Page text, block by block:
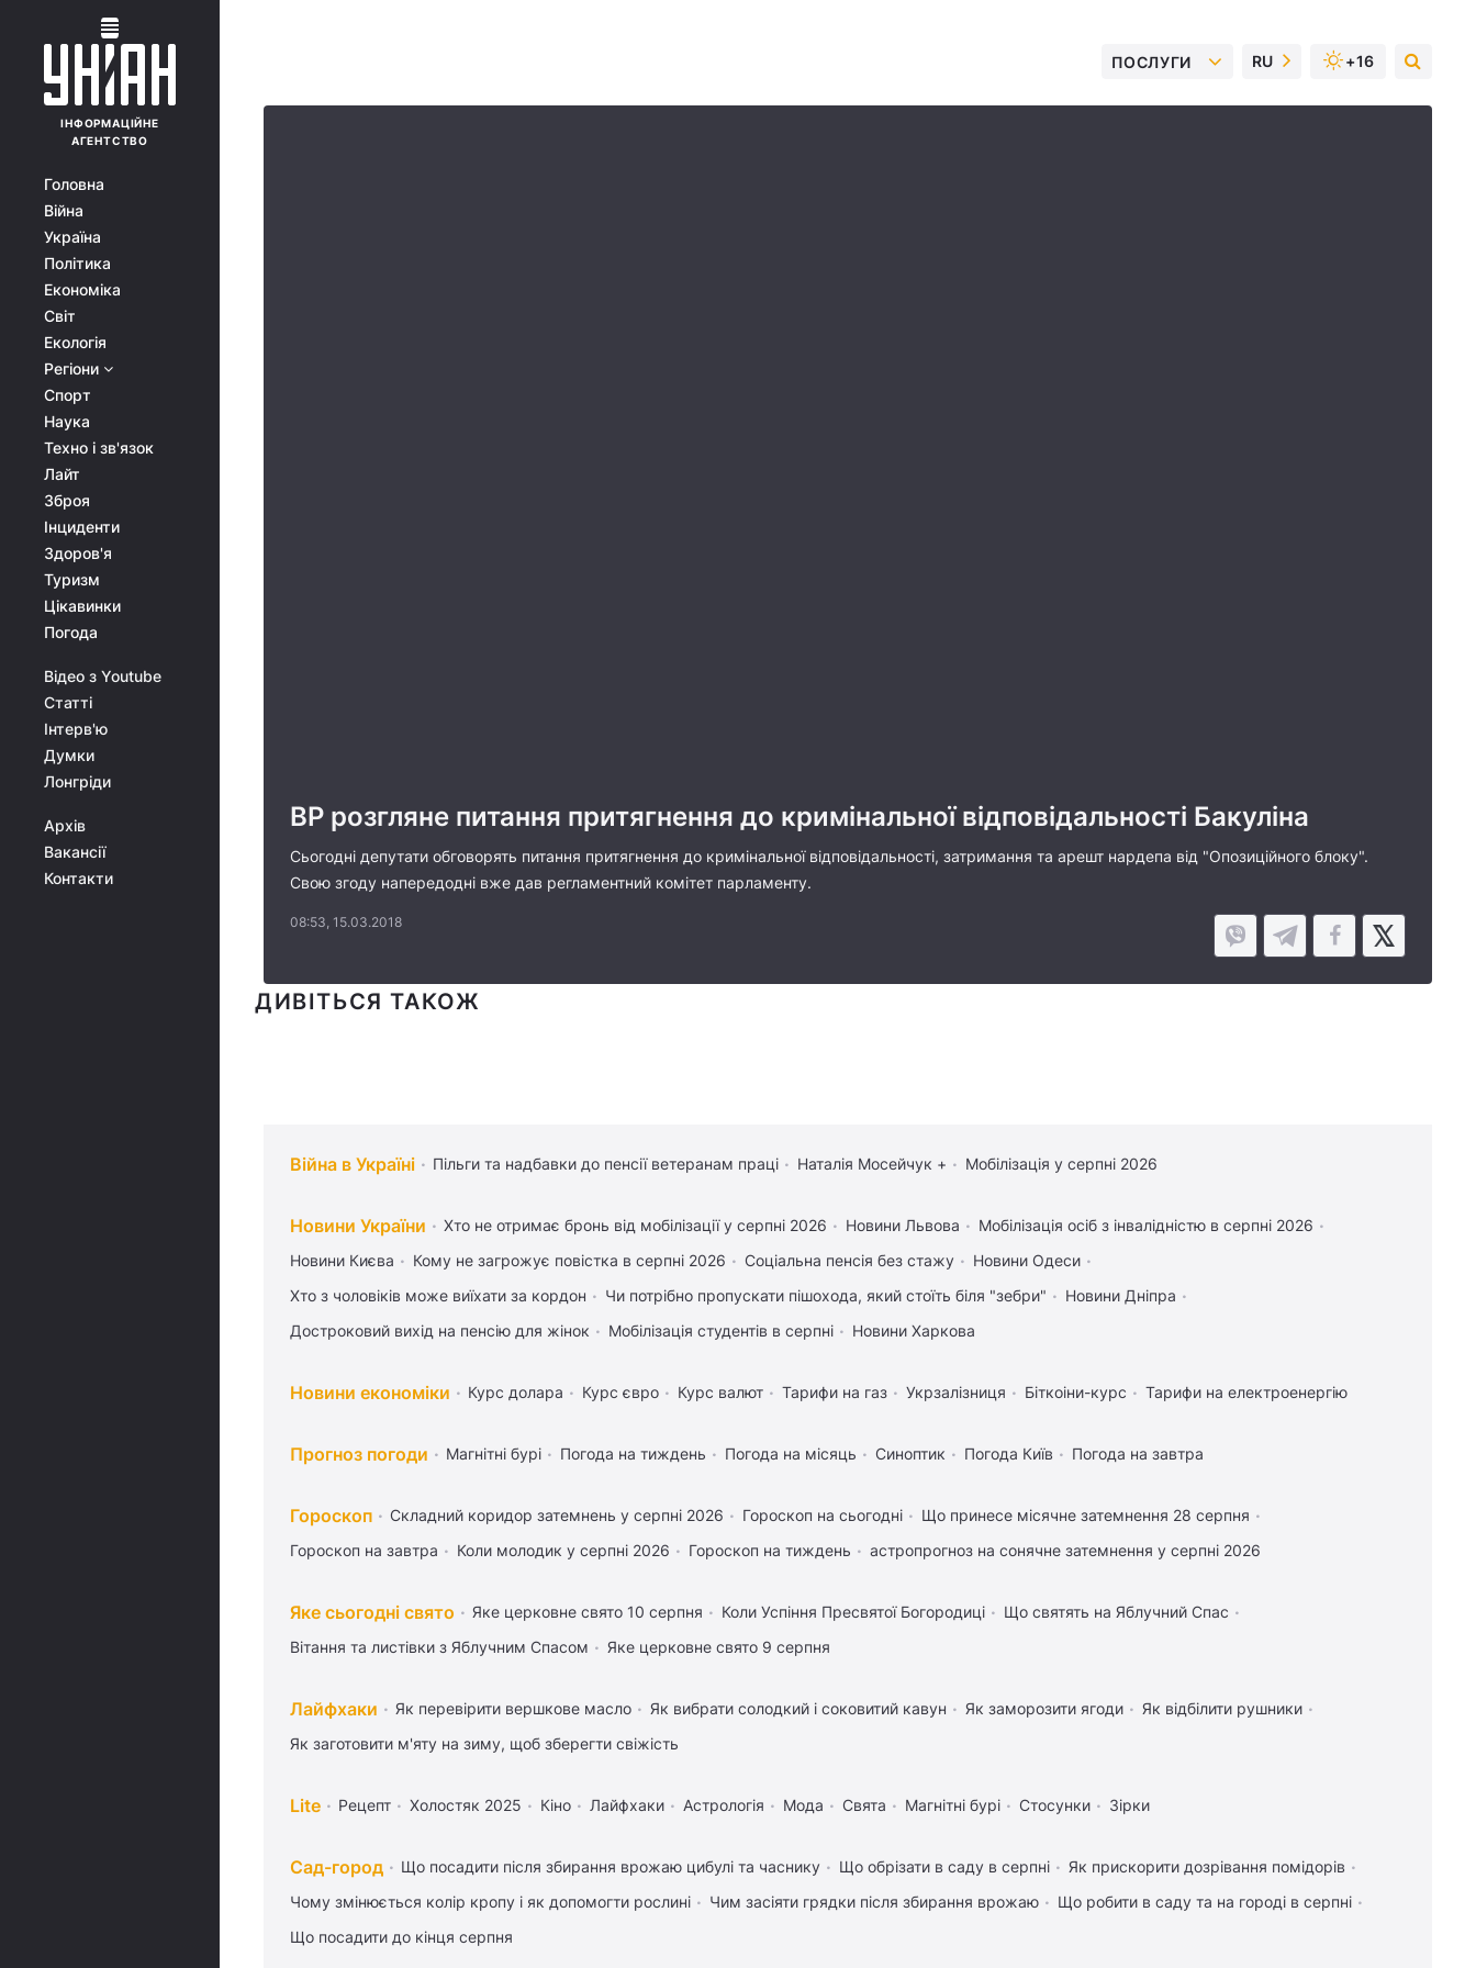
ІНФОРМАЦІЙНЕ
АГЕНТСТВО
Головна
Війна
Україна
Політика
Економіка
Світ
Екологія
Регіони
Спорт
Наука
Техно і зв'язок
Лайт
Зброя
Інциденти
Здоров'я
Туризм
Цікавинки
Погода
Відео з Youtube
Статті
Інтерв'ю
Думки
Лонгріди
Архів
Вакансії
Контакти
ПОСЛУГИ RU +16
ВР розгляне питання притягнення до кримінальної відповідальності Бакуліна
Сьогодні депутати обговорять питання притягнення до кримінальної відповідальності, затримання та арешт нардепа від "Опозиційного блоку".
Свою згоду напередодні вже дав регламентний комітет парламенту.
08:53, 15.03.2018
ДИВІТЬСЯ ТАКОЖ
Війна в Україні Пільги та надбавки до пенсії ветеранам праці Наталія Мосейчук + Мобілізація у серпні 2026
Новини України Хто не отримає бронь від мобілізації у серпні 2026 Новини Львова
Мобілізація осіб з інвалідністю в серпні 2026
Новини Києва
Кому не загрожує повістка в серпні 2026 Соціальна пенсія без стажу
Новини Одеси
Хто з чоловіків може виїхати за кордон
Чи потрібно пропускати пішохода, який стоїть біля "зебри"
Новини Дніпра
Достроковий вихід на пенсію для жінок
Мобілізація студентів в серпні Новини Харкова
Новини економіки Курс долара Курс євро Курс валют Тарифи на газ Укрзалізниця Біткоіни-курс Тарифи на електроенергію
Прогноз погоди Магнітні бурі Погода на тиждень Погода на місяць Синоптик Погода Київ Погода на завтра
Гороскоп Складний коридор затемнень у серпні 2026 Гороскоп на сьогодні
Що принесе місячне затемнення 28 серпня
Гороскоп на завтра
Коли молодик у серпні 2026 Гороскоп на тиждень астропрогноз на сонячне затемнення у серпні 2026
Яке сьогодні свято Яке церковне свято 10 серпня Коли Успіння Пресвятої Богородиці
Що святять на Яблучний Спас
Вітання та листівки з Яблучним Спасом
Яке церковне свято 9 серпня
Лайфхаки Як перевірити вершкове масло Як вибрати солодкий і соковитий кавун Як заморозити ягоди
Як відбілити рушники
Як заготовити м'яту на зиму, щоб зберегти свіжість
Lite Рецепт Холостяк 2025 Кіно Лайфхаки Астрологія Мода Свята Магнітні бурі Стосунки Зірки
Сад-город Що посадити після збирання врожаю цибулі та часнику Що обрізати в саду в серпні
Як прискорити дозрівання помідорів
Чому змінюється колір кропу і як допомогти рослині
Чим засіяти грядки після збирання врожаю
Що робити в саду та на городі в серпні
Що посадити до кінця серпня